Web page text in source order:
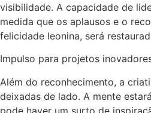
visibilidade. A capacidade de
medida que os aplausos e o
felicidade leonina, será
Impulso para projetos
Além do reconhecimento, a
deixadas de lado. A mente
pode haver um surto de